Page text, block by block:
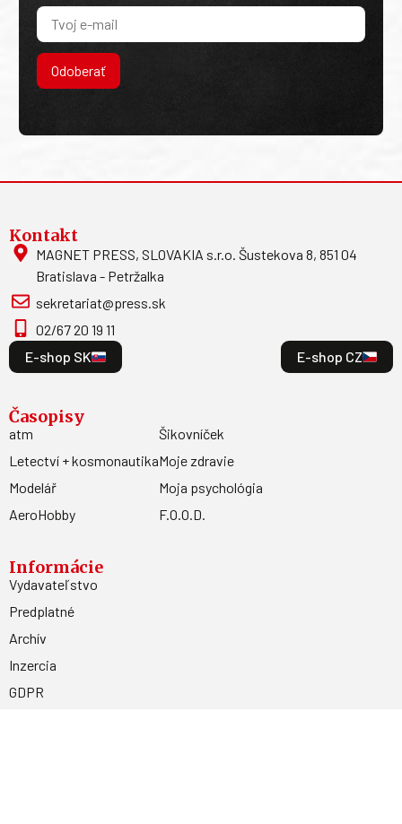
Odoberať
Kontakt
MAGNET PRESS, SLOVAKIA s.r.o. Šustekova 8, 851 04
Bratislava - Petržalka
sekretariat@press.sk
02/67 20 19 11
E-shop SK
E-shop CZ
Časopisy
atm
Letectví + kosmonautika
Modelář
AeroHobby
Šikovníček
Moje zdravie
Moja psychológia
F.O.O.D.
Informácie
Vydavateľstvo
Predplatné
Archív
Inzercia
GDPR